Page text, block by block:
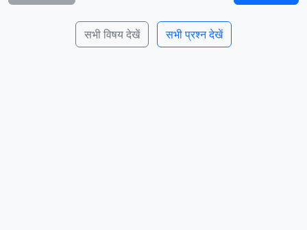
सभी विषय देखें सभी प्रश्न देखें